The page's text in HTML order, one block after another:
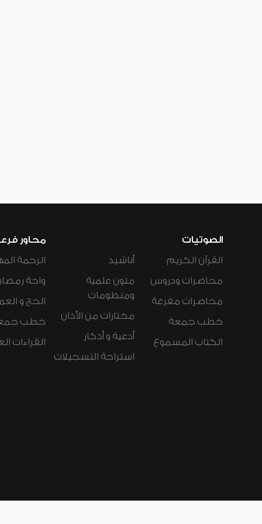
الصوتيات
القرآن الكريم
محاضرات ودروس
محاضرات مفرغة
خطب جمعة
الكتاب المسموع
أناشيد
متون علمية
ومنظومات
مختارات من الأذان
أدعية و أذكار
استراحة التسجيلات
محاور
الرحمة
واحة
الحج و
خطب
القراءات